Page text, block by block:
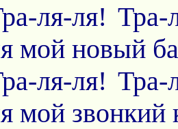
ля-ля! Тра-
мой новый
ля-ля! Тра-
мой звонкий